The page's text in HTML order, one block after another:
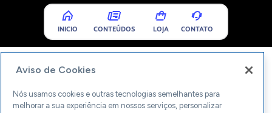
INICIO CONTEÚDOS LOJA CONTATO
Aviso de Cookies
Nós usamos cookies e outras tecnologias semelhantes para
melhorar a sua experiência em nossos serviços, personalizar